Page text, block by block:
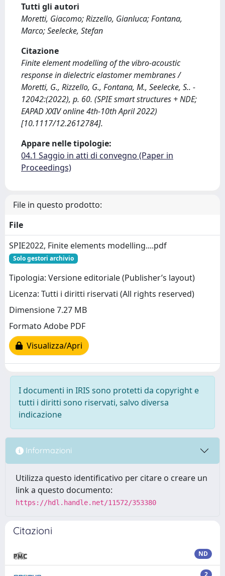
Tutti gli autori
Moretti, Giacomo; Rizzello, Gianluca; Fontana,
Marco; Seelecke, Stefan
Citazione
Finite element modelling of the vibro-acoustic
response in dielectric elastomer membranes /
Moretti, G., Rizzello, G., Fontana, M., Seelecke, S.. -
12042:(2022), p. 60. (SPIE smart structures + NDE;
EAPAD XXIV online 4th-10th April 2022)
[10.1117/12.2612784].
Appare nelle tipologie:
04.1 Saggio in atti di convegno (Paper in
Proceedings)
File in questo prodotto:
File
SPIE2022, Finite elements modelling....pdf
Solo gestori archivio
Tipologia: Versione editoriale (Publisher’s layout)
Licenza: Tutti i diritti riservati (All rights reserved)
Dimensione 7.27 MB
Formato Adobe PDF
Visualizza/Apri
I documenti in IRIS sono protetti da copyright e
tutti i diritti sono riservati, salvo diversa
indicazione
Informazioni
Utilizza questo identificativo per citare o creare un
link a questo documento:
https://hdl.handle.net/11572/353380
Citazioni
ND